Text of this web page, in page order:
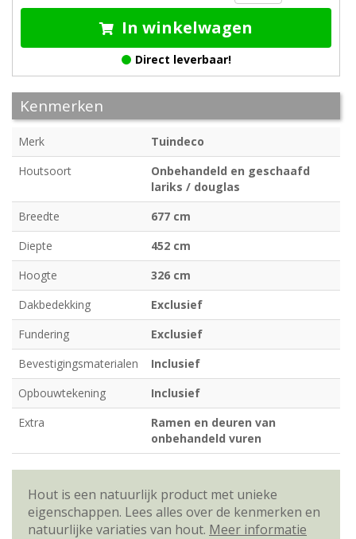
In winkelwagen
Direct leverbaar!
Kenmerken
Merk
Tuindeco
Houtsoort
Onbehandeld en geschaafd
lariks / douglas
Breedte
677 cm
Diepte
452 cm
Hoogte
326 cm
Dakbedekking
Exclusief
Fundering
Exclusief
Bevestigingsmaterialen
Inclusief
Opbouwtekening
Inclusief
Extra
Ramen en deuren van
onbehandeld vuren
Hout is een natuurlijk product met unieke
eigenschappen. Lees alles over de kenmerken en
natuurlijke variaties van hout. Meer informatie